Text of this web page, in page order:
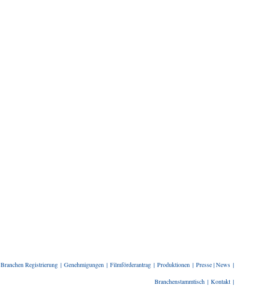
Branchen Registrierung Genehmigungen Filmförderantrag Produktionen Presse | News
Branchenstammtisch Kontakt